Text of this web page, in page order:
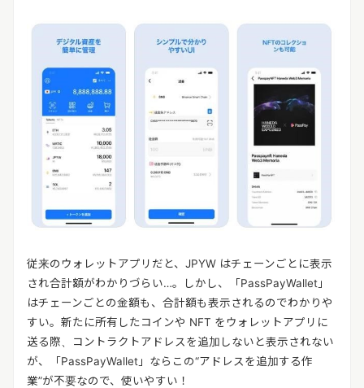
従来のウォレットアプリだと、JPYW はチェーンごとに表示
され合計額がわかりづらい…。しかし、「PassPayWallet」
はチェーンごとの金額も、合計額も表示されるのでわかりや
すい。新たに所有したコインや NFT をウォレットアプリに
送る際、コントラクトアドレスを追加しないと表示されない
が、「PassPayWallet」ならこの“アドレスを追加する作
業”が不要なので、使いやすい！